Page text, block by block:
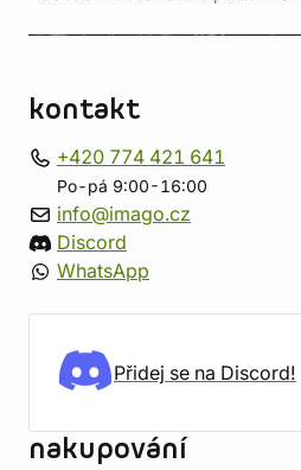
kontakt
+420 774 421 641
Po-pá 9:00-16:00
info@imago.cz
Discord
WhatsApp
Přidej se na Discord!
nakupování